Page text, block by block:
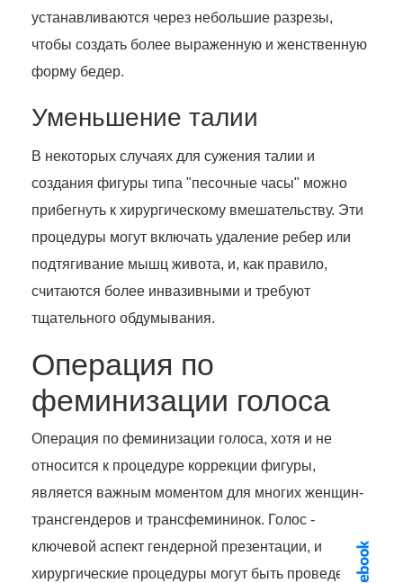
устанавливаются через небольшие разрезы,
чтобы создать более выраженную и женственную
форму бедер.
Уменьшение талии
В некоторых случаях для сужения талии и
создания фигуры типа "песочные часы" можно
прибегнуть к хирургическому вмешательству. Эти
процедуры могут включать удаление ребер или
подтягивание мышц живота, и, как правило,
считаются более инвазивными и требуют
тщательного обдумывания.
Операция по
феминизации голоса
Операция по феминизации голоса, хотя и не
относится к процедуре коррекции фигуры,
является важным моментом для многих женщин-
трансгендеров и трансфемининок. Голос -
ключевой аспект гендерной презентации, и
хирургические процедуры могут быть проведены